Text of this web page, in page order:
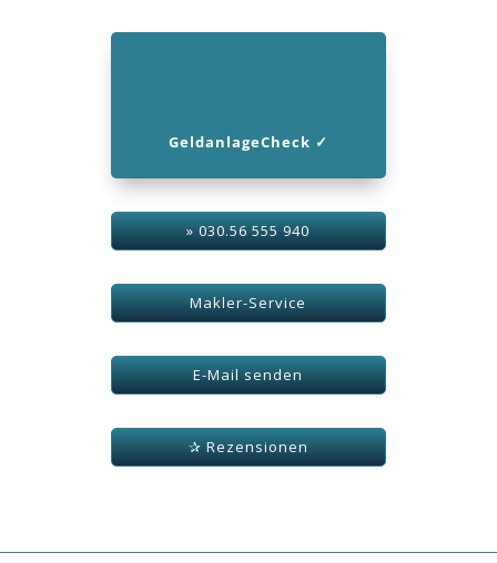
GeldanlageCheck ✓
» 030.56 555 940
Makler-Service
E-Mail senden
✰ Rezensionen